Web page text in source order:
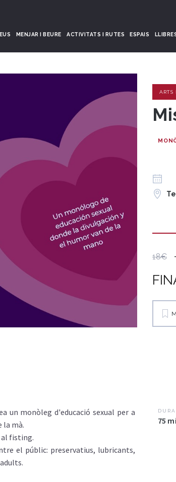
MENJAR I BEURE ACTIVITATS I RUTES ESPAIS
ARTS
18€
un monòleg d'educació sexual per a
la mà.
fisting.
el públic: preservatius, lubricants,
75